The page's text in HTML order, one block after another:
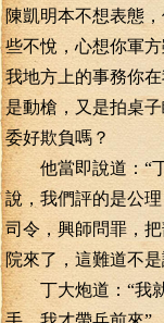
陳凱明本不想表態
些不悅，心想你軍
我地方上的事務你
是動槍，又是拍桌
委好欺負嗎？
他當即說道：“丁
說，我們評的是公
司令，興師問罪，
院來了，這難道不
丁大炮道：“我就